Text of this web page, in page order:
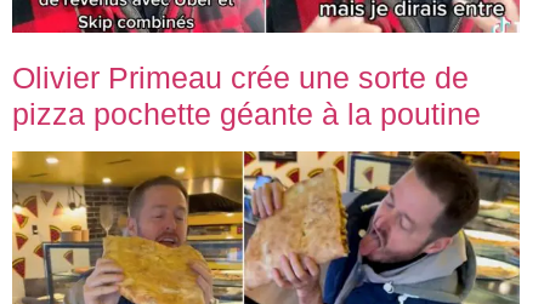
Olivier Primeau crée une sorte de
pizza pochette géante à la poutine